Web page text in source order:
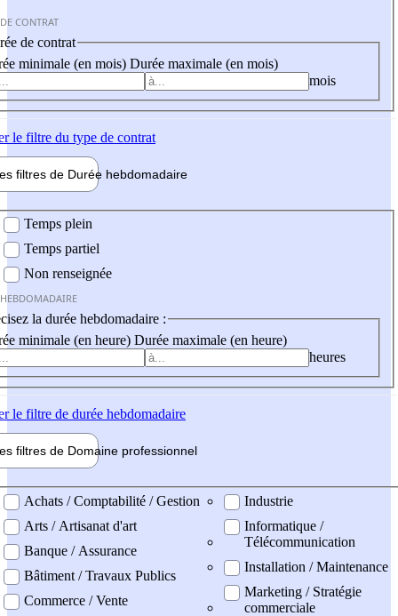
CONTRAT
de contrat
minimale (en mois) Durée maximale (en mois)
mois
le filtre du type de contrat
filtres de Durée hebdomadaire
Temps plein
Temps partiel
Non renseignée
la durée hebdomadaire :
minimale (en heure) Durée maximale (en heure)
heures
le filtre de durée hebdomadaire
filtres de Domaine professionnel
professionel
Achats / Comptabilité / Gestion
Arts / Artisanat d'art
Banque / Assurance
Bâtiment / Travaux Publics
Commerce / Vente
Industrie
Informatique /
Télécommunication
Installation / Maintenance
Marketing / Stratégie
commerciale